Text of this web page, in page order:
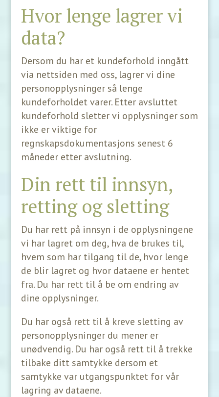
Hvor lenge lagrer vi
data?
Dersom du har et kundeforhold inngått
via nettsiden med oss, lagrer vi dine
personopplysninger så lenge
kundeforholdet varer. Etter avsluttet
kundeforhold sletter vi opplysninger som
ikke er viktige for
regnskapsdokumentasjons senest 6
måneder etter avslutning.
Din rett til innsyn,
retting og sletting
Du har rett på innsyn i de opplysningene
vi har lagret om deg, hva de brukes til,
hvem som har tilgang til de, hvor lenge
de blir lagret og hvor dataene er hentet
fra. Du har rett til å be om endring av
dine opplysninger.
Du har også rett til å kreve sletting av
personopplysninger du mener er
unødvendig. Du har også rett til å trekke
tilbake ditt samtykke dersom et
samtykke var utgangspunktet for vår
lagring av dataene.